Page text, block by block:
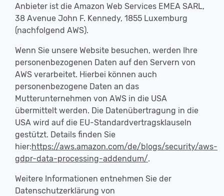
Anbieter ist die Amazon Web Services EMEA SARL,
38 Avenue John F. Kennedy, 1855 Luxemburg
(nachfolgend AWS).
Wenn Sie unsere Website besuchen, werden Ihre
personenbezogenen Daten auf den Servern von
AWS verarbeitet. Hierbei können auch
personenbezogene Daten an das
Mutterunternehmen von AWS in die USA
übermittelt werden. Die Datenübertragung in die
USA wird auf die EU-Standardvertragsklauseln
gestützt. Details finden Sie
hier:https://aws.amazon.com/de/blogs/security/aws-
gdpr-data-processing-addendum/.
Weitere Informationen entnehmen Sie der
Datenschutzerklärung von